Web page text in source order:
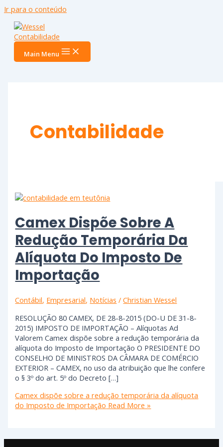
Ir para o conteúdo
Main Menu
Contabilidade
Camex Dispõe Sobre A
Redução Temporária Da
Alíquota Do Imposto De
Importação
Contábil, Empresarial, Notícias /Christian Wessel
RESOLUÇÃO 80 CAMEX, DE 28-8-2015 (DO-U DE 31-8-
2015) IMPOSTO DE IMPORTAÇÃO – Alíquotas Ad
Valorem Camex dispõe sobre a redução temporária da
alíquota do Imposto de Importação O PRESIDENTE DO
CONSELHO DE MINISTROS DA CÂMARA DE COMÉRCIO
EXTERIOR – CAMEX, no uso da atribuição que lhe confere
o § 3º do art. 5º do Decreto […]
Camex dispõe sobre a redução temporária da alíquota
do Imposto de Importação Read More »